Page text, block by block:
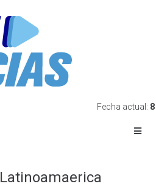
Fecha actual:
Latinoamaerica